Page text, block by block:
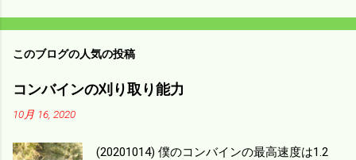
このブログの人気の投稿
コンバインの刈り取り能力
10月 16, 2020
(20201014) 僕のコンバインの最高速度は1.2